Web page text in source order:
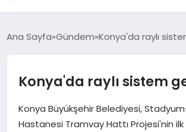
GÜNDEM
EKONOMI
SPOR
Ana Sayfa Gündem Konya'da raylı
Konya'da raylı sistem
Konya Büyükşehir Belediyesi,
Hastanesi Tramvay Hattı Projesi'nin